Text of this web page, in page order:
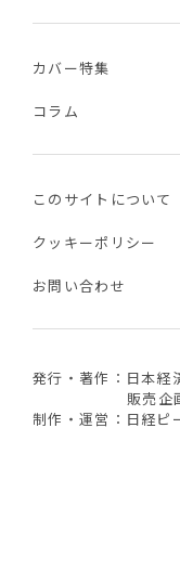
カバー特集
コラム
このサイトについて
クッキーポリシー
お問い合わせ
発行・著作：日本経
販売企
制作・運営：日経ピ